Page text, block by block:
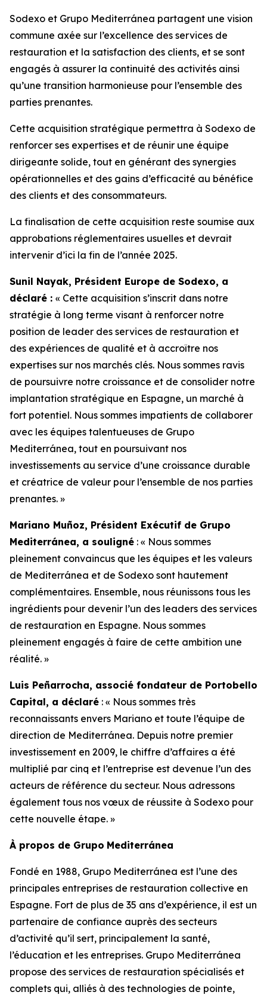
Sodexo et Grupo Mediterránea partagent une vision
commune axée sur l’excellence des services de
restauration et la satisfaction des clients, et se sont
engagés à assurer la continuité des activités ainsi
qu’une transition harmonieuse pour l’ensemble des
parties prenantes.
Cette acquisition stratégique permettra à Sodexo de
renforcer ses expertises et de réunir une équipe
dirigeante solide, tout en générant des synergies
opérationnelles et des gains d’efficacité au bénéfice
des clients et des consommateurs.
La finalisation de cette acquisition reste soumise aux
approbations réglementaires usuelles et devrait
intervenir d’ici la fin de l’année 2025.
Sunil Nayak, Président Europe de Sodexo, a
déclaré : « Cette acquisition s’inscrit dans notre
stratégie à long terme visant à renforcer notre
position de leader des services de restauration et
des expériences de qualité et à accroître nos
expertises sur nos marchés clés. Nous sommes ravis
de poursuivre notre croissance et de consolider notre
implantation stratégique en Espagne, un marché à
fort potentiel. Nous sommes impatients de collaborer
avec les équipes talentueuses de Grupo
Mediterránea, tout en poursuivant nos
investissements au service d’une croissance durable
et créatrice de valeur pour l’ensemble de nos parties
prenantes. »
Mariano Muñoz, Président Exécutif de Grupo
Mediterránea, a souligné : « Nous sommes
pleinement convaincus que les équipes et les valeurs
de Mediterránea et de Sodexo sont hautement
complémentaires. Ensemble, nous réunissons tous les
ingrédients pour devenir l’un des leaders des services
de restauration en Espagne. Nous sommes
pleinement engagés à faire de cette ambition une
réalité. »
Luis Peñarrocha, associé fondateur de Portobello
Capital, a déclaré : « Nous sommes très
reconnaissants envers Mariano et toute l’équipe de
direction de Mediterránea. Depuis notre premier
investissement en 2009, le chiffre d’affaires a été
multiplié par cinq et l’entreprise est devenue l’un des
acteurs de référence du secteur. Nous adressons
également tous nos vœux de réussite à Sodexo pour
cette nouvelle étape. »
À propos de Grupo Mediterránea
Fondé en 1988, Grupo Mediterránea est l’une des
principales entreprises de restauration collective en
Espagne. Fort de plus de 35 ans d’expérience, il est un
partenaire de confiance auprès des secteurs
d’activité qu’il sert, principalement la santé,
l’éducation et les entreprises. Grupo Mediterránea
propose des services de restauration spécialisés et
complets qui, alliés à des technologies de pointe,